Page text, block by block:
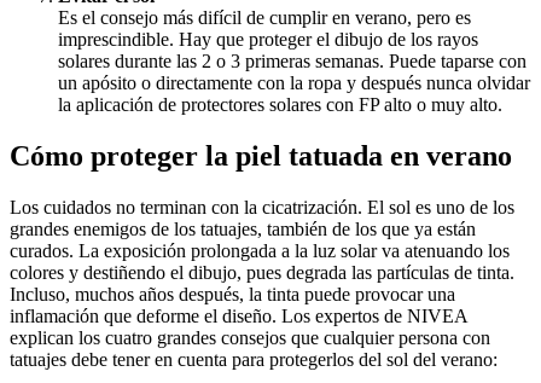
Es el consejo más difícil de cumplir en verano, pero es
imprescindible. Hay que proteger el dibujo de los rayos
solares durante las 2 o 3 primeras semanas. Puede taparse con
un apósito o directamente con la ropa y después nunca olvidar
la aplicación de protectores solares con FP alto o muy alto.
Cómo proteger la piel tatuada en verano
Los cuidados no terminan con la cicatrización. El sol es uno de los
grandes enemigos de los tatuajes, también de los que ya están
curados. La exposición prolongada a la luz solar va atenuando los
colores y destiñendo el dibujo, pues degrada las partículas de tinta.
Incluso, muchos años después, la tinta puede provocar una
inflamación que deforme el diseño. Los expertos de NIVEA
explican los cuatro grandes consejos que cualquier persona con
tatuajes debe tener en cuenta para protegerlos del sol del verano: